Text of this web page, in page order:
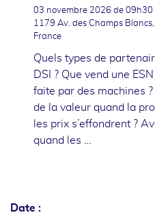
03 novembre 2026 de 09h30
1179 Av. des Champs
France
Quels types de
DSI ? Que vend une
faite par des machines
de la valeur quand la
les prix s’effondrent ?
quand les …
Date :